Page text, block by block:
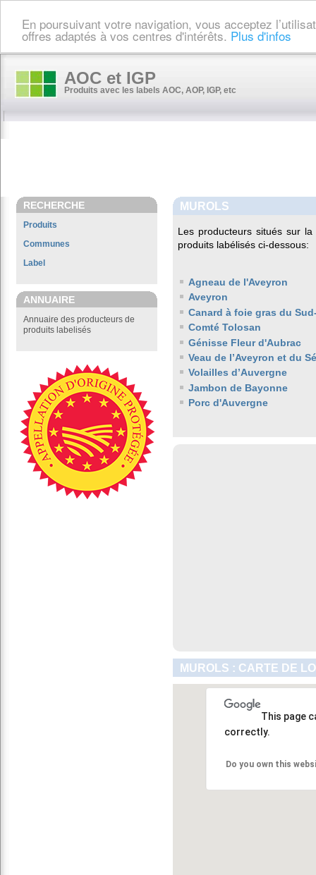
En poursuivant votre navigation, vous acceptez
offres adaptés à vos centres d'intérêts. Plus d'infos
AOC et IGP
Produits avec les labels AOC, AOP, IGP, etc
RECHERCHE
Produits
Communes
Label
ANNUAIRE
Annuaire des producteurs de
produits labelisés
MUROLS
Les producteurs situés sur
produits labélisés ci-dessous:
Agneau de l'Aveyron
Aveyron
Canard à foie gras du
Comté Tolosan
Génisse Fleur d'Aubrac
Veau de l’Aveyron et du
Volailles d’Auvergne
Jambon de Bayonne
Porc d'Auvergne
MUROLS : CARTE DE
This page
correctly.
Do you own this